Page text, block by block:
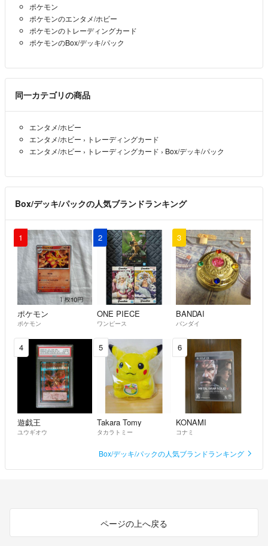
ポケモン
ポケモンのエンタメ/ホビー
ポケモンのトレーディングカード
ポケモンのBox/デッキ/パック
同一カテゴリの商品
エンタメ/ホビー
エンタメ/ホビー › トレーディングカード
エンタメ/ホビー › トレーディングカード › Box/デッキ/パック
Box/デッキ/パックの人気ブランドランキング
1
ポケモン
ポケモン
2
ONE PIECE
ワンピース
3
BANDAI
バンダイ
4
遊戯王
ユウギオウ
5
Takara Tomy
タカラトミー
6
KONAMI
コナミ
Box/デッキ/パックの人気ブランドランキング
ページの上へ戻る